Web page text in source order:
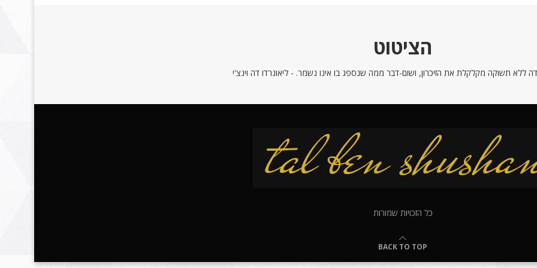
הציטוט
ללא תשוקה מקלקלת את הזיכרון, ושום-דבר ממה שנספג בו אינו נשמר. - ליאונרדו דה וינצ'י
כל הזכויות שמורות
BACK TO TOP